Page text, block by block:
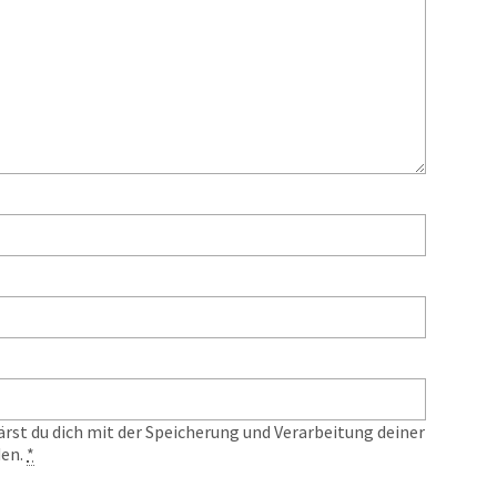
du dich mit der Speicherung und Verarbeitung deiner
*